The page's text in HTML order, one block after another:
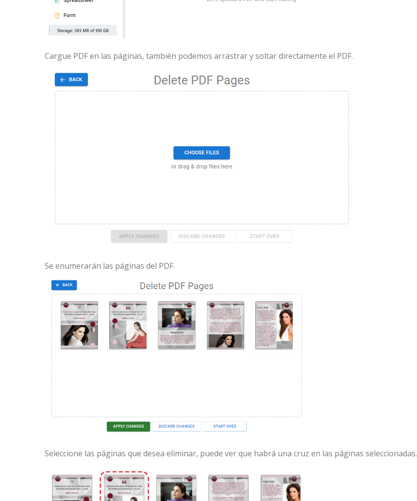
Cargue PDF en las páginas, también podemos arrastrar y soltar directamente el PDF.
Se enumerarán las páginas del PDF.
Seleccione las páginas que desea eliminar, puede ver que habrá una cruz en las páginas seleccionadas.